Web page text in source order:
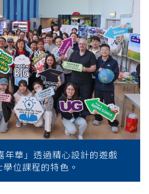
華」透過精心設計的遊戲
位課程的特色。